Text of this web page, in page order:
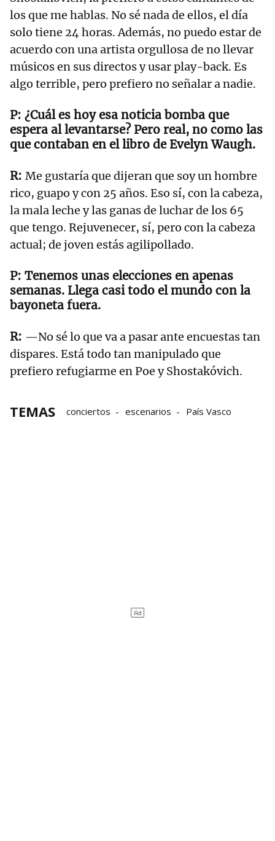
los que me hablas. No sé nada de ellos, el día
solo tiene 24 horas. Además, no puedo estar de
acuerdo con una artista orgullosa de no llevar
músicos en sus directos y usar play-back. Es
algo terrible, pero prefiero no señalar a nadie.
¿Cuál es hoy esa noticia bomba que
espera al levantarse? Pero real, no como las
que contaban en el libro de Evelyn Waugh.
Me gustaría que dijeran que soy un hombre
rico, guapo y con 25 años. Eso sí, con la cabeza,
la mala leche y las ganas de luchar de los 65
que tengo. Rejuvenecer, sí, pero con la cabeza
actual; de joven estás agilipollado.
Tenemos unas elecciones en apenas
semanas. Llega casi todo el mundo con la
bayoneta fuera.
—No sé lo que va a pasar ante encuestas tan
dispares. Está todo tan manipulado que
prefiero refugiarme en Poe y Shostakóvich.
TEMAS conciertos escenarios País Vasco